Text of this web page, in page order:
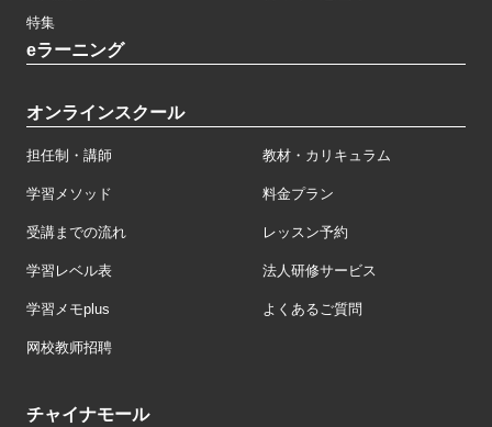
特集
eラーニング
オンラインスクール
担任制・講師 教材・カリキュラム
学習メソッド 料金プラン
受講までの流れ レッスン予約
学習レベル表 法人研修サービス
学習メモplus よくあるご質問
网校教师招聘
チャイナモール